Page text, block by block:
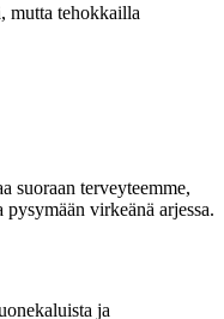
mutta tehokkailla
suoraan terveyteemme,
virkeänä arjessa.
ja